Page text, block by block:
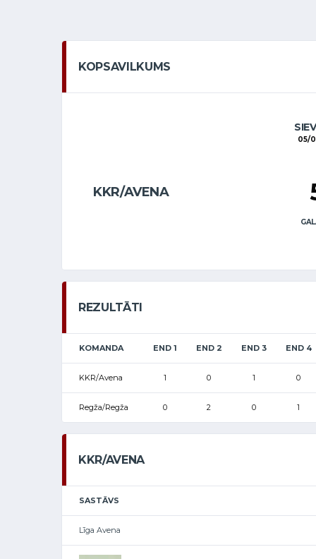
KOPSAVILKUMS
05/
KKR/AVENA
REZULTĀTI
KOMANDA END 1 END 2 END 3 END 4
KKR/Avena 1 0 1 0
Regža/Regža 0 2 0 1
KKR/AVENA
SASTĀVS
Līga Avena